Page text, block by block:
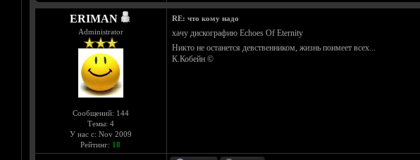
ERIMAN
Administrator
Сообщений: 144
Темы: 4
У нас с: Nov 2009
Рейтинг: 18
RE: что кому надо
хачу дискографию Echoes Of Eternity
Никто не останется девственником, жизнь поимеет всех...
К.Кобейн ©